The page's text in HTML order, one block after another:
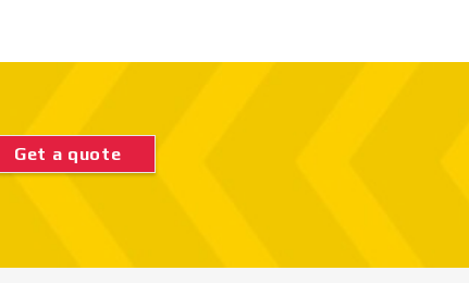
Get a quote